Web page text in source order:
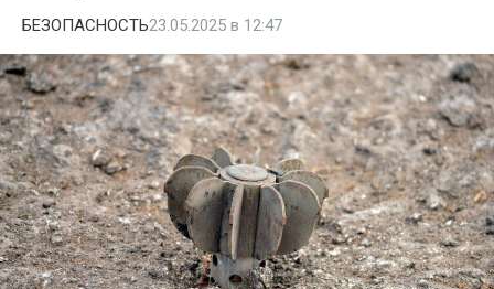
БЕЗОПАСНОСТЬ23.05.2025 в 12:47